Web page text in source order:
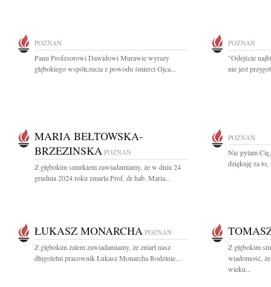
POZNAŃ
Panu Profesorowi Dawidowi Murawie wyrazy
głębokiego współczucia z powodu śmierci Ojca...
POZNAŃ
"Odejście
nie jest
MARIA BEŁTOWSKA-
BRZEZINSKA POZNAŃ
Z głębokim smutkiem zawiadamiamy, że w dniu 24
grudnia 2024 roku zmarła Prof. dr hab. Maria...
POZNAŃ
Nie pytam
dziękuję za to,
ŁUKASZ MONARCHA POZNAŃ
Z głębokim żalem zawiadamiamy, że zmarł nasz
długoletni pracownik Łukasz Monarcha Rodzinie...
Z głębokim
wiadomość,
wieku...